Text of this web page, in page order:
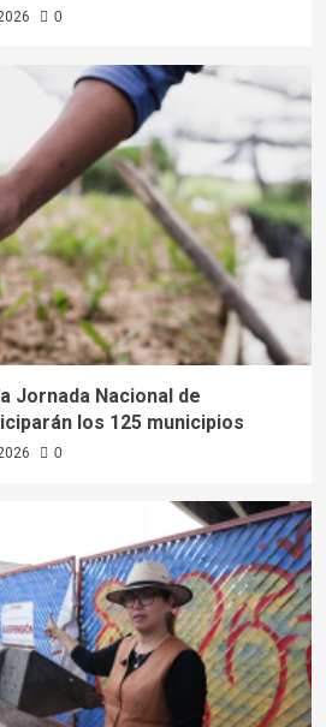
0
Jornada Nacional de
los 125 municipios
0